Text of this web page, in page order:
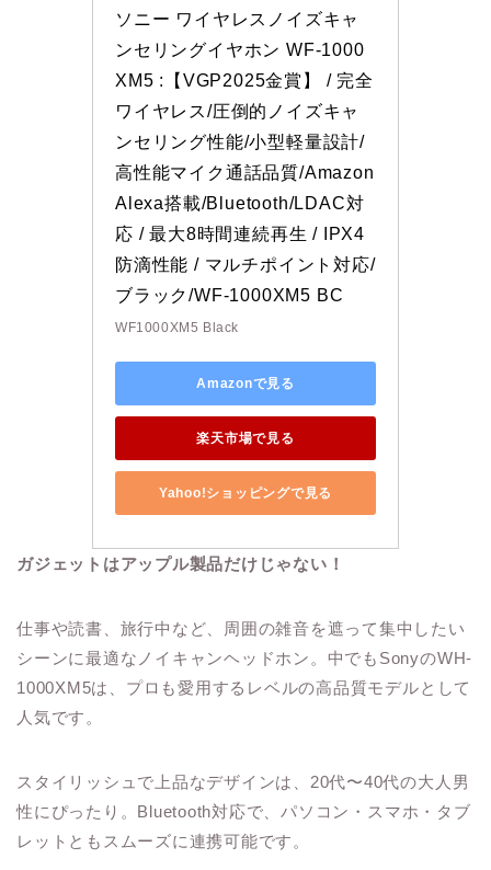
ソニー ワイヤレスノイズキャ
ンセリングイヤホン WF-1000
XM5 :【VGP2025金賞】 / 完全
ワイヤレス/圧倒的ノイズキャ
ンセリング性能/小型軽量設計/
高性能マイク通話品質/Amazon
Alexa搭載/Bluetooth/LDAC対
応 / 最大8時間連続再生 / IPX4
防滴性能 / マルチポイント対応/
ブラック/WF-1000XM5 BC
WF1000XM5 Black
Amazonで見る
楽天市場で見る
Yahoo!ショッピングで見る
ガジェットはアップル製品だけじゃない！
仕事や読書、旅行中など、周囲の雑音を遮って集中したい
シーンに最適なノイキャンヘッドホン。中でもSonyのWH-
1000XM5は、プロも愛用するレベルの高品質モデルとして
人気です。
スタイリッシュで上品なデザインは、20代〜40代の大人男
性にぴったり。Bluetooth対応で、パソコン・スマホ・タブ
レットともスムーズに連携可能です。